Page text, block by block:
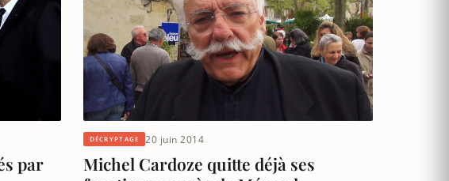
par
DÉCRYPTAGE 20 juin 2014
Michel Cardoze quitte déjà ses